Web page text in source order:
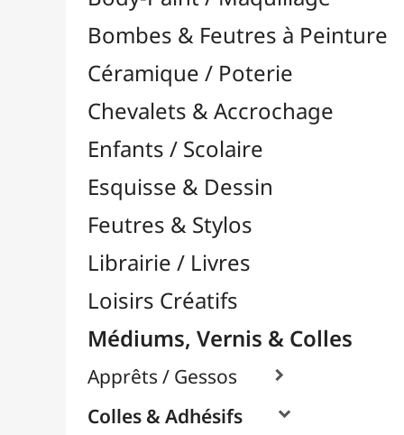
Feutres & Stylos
Librairie / Livres
Loisirs Créatifs
Médiums, Vernis & Colles
Apprêts / Gessos 
Colles & Adhésifs 
Colle Vinyliques
Colles à Bois
Colles en Gel / Universelles
Colles en Spray
Colles Reliure / Encadrement
Colles Silicone
Colles Transparentes
Pads 3D Adhésif Mousse